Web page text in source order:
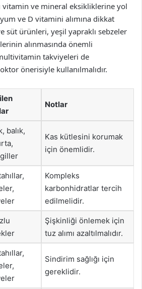
vitamin ve mineral eksikliklerine yol
ve D vitamini alımına dikkat
süt ürünleri, yeşil yapraklı sebzeler
alınmasında önemli
takviyeleri de
önerisiyle kullanılmalıdır.
Notlar
balık,
Kas kütlesini korumak
için önemlidir.
Kompleks
karbonhidratlar tercih
edilmelidir.
Şişkinliği önlemek için
tuz alımı azaltılmalıdır.
Sindirim sağlığı için
gereklidir.